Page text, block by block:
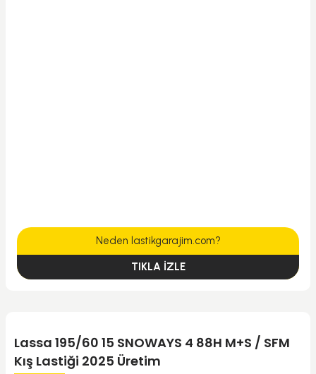
Neden lastikgarajim.com?
TIKLA İZLE
Lassa 195/60 15 SNOWAYS 4 88H M+S / SFM
Kış Lastiği 2025 Üretim